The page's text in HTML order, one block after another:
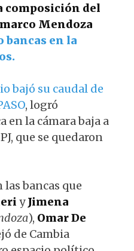
composición del
Mendoza
bancas en la
bajó su caudal de
, logró
en la cámara baja a
que se quedaron
las bancas que
yJimena
), Omar De
de Cambia